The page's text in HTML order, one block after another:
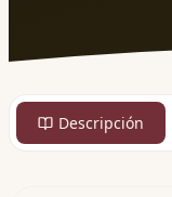
Descripción